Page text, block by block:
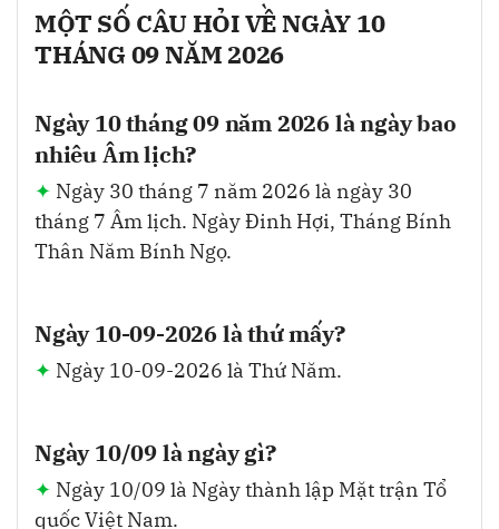
MỘT SỐ CÂU HỎI VỀ NGÀY 10
THÁNG 09 NĂM 2026
Ngày 10 tháng 09 năm 2026 là ngày bao
nhiêu Âm lịch?
Ngày 30 tháng 7 năm 2026 là ngày 30
tháng 7 Âm lịch. Ngày Đinh Hợi, Tháng Bính
Thân Năm Bính Ngọ.
Ngày 10-09-2026 là thứ mấy?
Ngày 10-09-2026 là Thứ Năm.
Ngày 10/09 là ngày gì?
Ngày 10/09 là Ngày thành lập Mặt trận Tổ
quốc Việt Nam.